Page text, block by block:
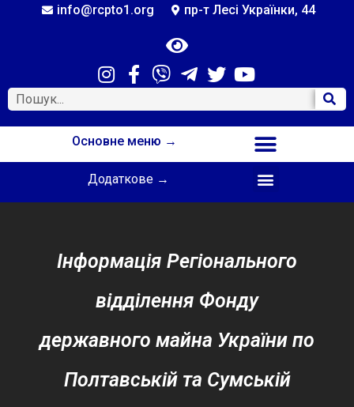
info@rcpto1.org
пр-т Лесі Українки, 44
Основне меню →
Додаткове →
Інформація Регіонального
відділення Фонду
державного майна України по
Полтавській та Сумській